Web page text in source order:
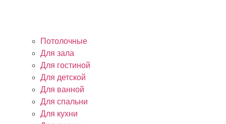
Потолочные
Для зала
Для гостиной
Для детской
Для ванной
Для спальни
Для кухни